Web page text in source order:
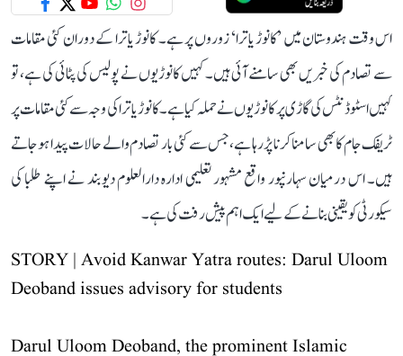
اس وقت ہندوستان میں ’کانوڑ یاترا‘ زوروں پر ہے۔ کانوڑ یاترا کے دوران کئی مقامات
سے تصادم کی خبریں بھی سامنے آئی ہیں۔ کہیں کانوڑیوں نے پولیس کی پٹائی کی ہے، تو
کہیں اسٹوڈنٹس کی گاڑی پر کانوڑیوں نے حملہ کیا ہے۔ کانوڑ یاترا کی وجہ سے کئی مقامات پر
ٹریفک جام کا بھی سامنا کرنا پڑ رہا ہے، جس سے کئی بار تصادم والے حالات پیدا ہو جاتے
ہیں۔ اس درمیان سہارنپور واقع مشہور تعلیمی ادارہ دارالعلوم دیوبند نے اپنے طلبا کی
سیکورٹی کو یقینی بنانے کے لیے ایک اہم پیش رفت کی ہے۔
STORY | Avoid Kanwar Yatra routes: Darul Uloom
Deoband issues advisory for students
Darul Uloom Deoband, the prominent Islamic